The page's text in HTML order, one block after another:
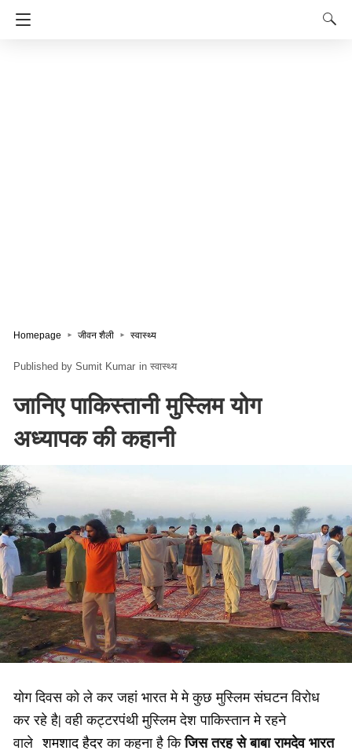
Homepage जीवन शैली स्वास्थ्य
Sumit Kumar in स्वास्थ्य
जानिए पाकिस्तानी मुस्लिम योग
अध्यापक की कहानी
योग दिवस को ले कर जहां भारत मे मे कुछ मुस्लिम संघटन विरोध
कर रहे है| वही कट्टरपंथी मुस्लिम देश पाकिस्तान मे रहने
वालेशमशाद हैदरका कहना है किजिस तरह से बाबा रामदेव भारत